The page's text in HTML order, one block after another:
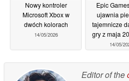
Nowy kontroler
Microsoft Xbox w
dwóch kolorach
14/05/2026
Epic
ujawnia
tajemnicze
gry z maja
14/05/
Editor of the